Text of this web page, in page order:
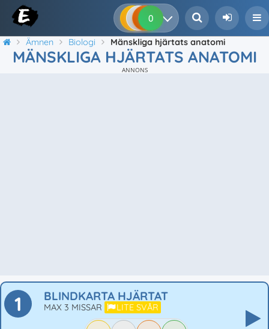
0 0 0
Ämnen Biologi Mänskliga hjärtats anatomi
MÄNSKLIGA HJÄRTATS ANATOMI
ANNONS
1 BLINDKARTA HJÄRTAT
MAX 3 MISSAR LITE SVÅR